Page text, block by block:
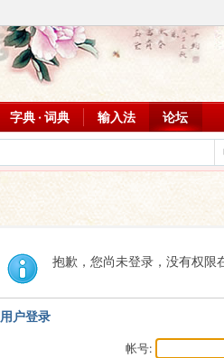
字典 · 词典 输入法 论坛
抱歉，您尚未登录，没有权限
用户登录
帐号: